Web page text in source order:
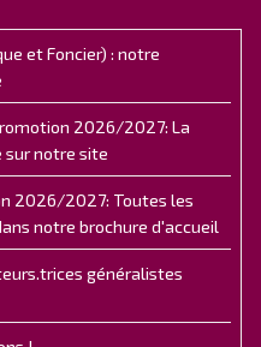
et Foncier) : notre
2026/2027: La
sur notre site
2026/2027: Toutes les
notre brochure d'accueil
généralistes